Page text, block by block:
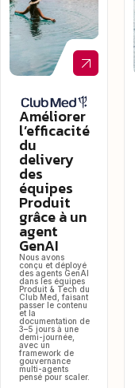
Améliorer
l’efficacité
du
delivery
des
équipes
Produit
grâce à un
agent
GenAI
Nous avons
conçu et déployé
des agents GenAI
dans les équipes
Produit & Tech du
Club Med, faisant
passer le contenu
et la
documentation de
3–5 jours à une
demi-journée,
avec un
framework de
gouvernance
multi-agents
pensé pour scaler.